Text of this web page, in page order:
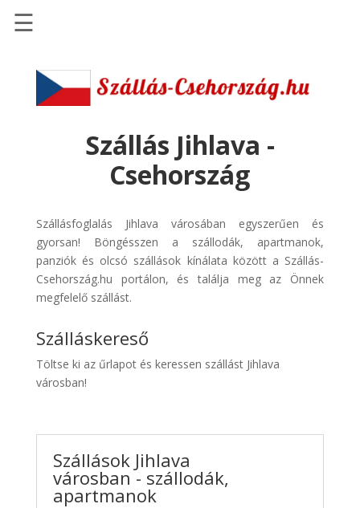
Szállások
Szállásinfo.eu
pénzvisszatérítéssel
Discover
Cars
Transzfer
Kiwi
Taxi
☰
Szállás Jihlava -
Csehország
Szállásfoglalás Jihlava városában egyszerűen és
gyorsan! Böngésszen a szállodák, apartmanok,
panziók és olcsó szállások kínálata között a Szállás-
Csehország.hu portálon, és találja meg az Önnek
megfelelő szállást.
Szálláskereső
Töltse ki az űrlapot és keressen szállást Jihlava
városban!
Szállások Jihlava
városban - szállodák,
apartmanok